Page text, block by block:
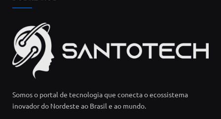
Somos o portal de tecnologia que conecta o ecossistema
inovador do Nordeste ao Brasil e ao mundo.